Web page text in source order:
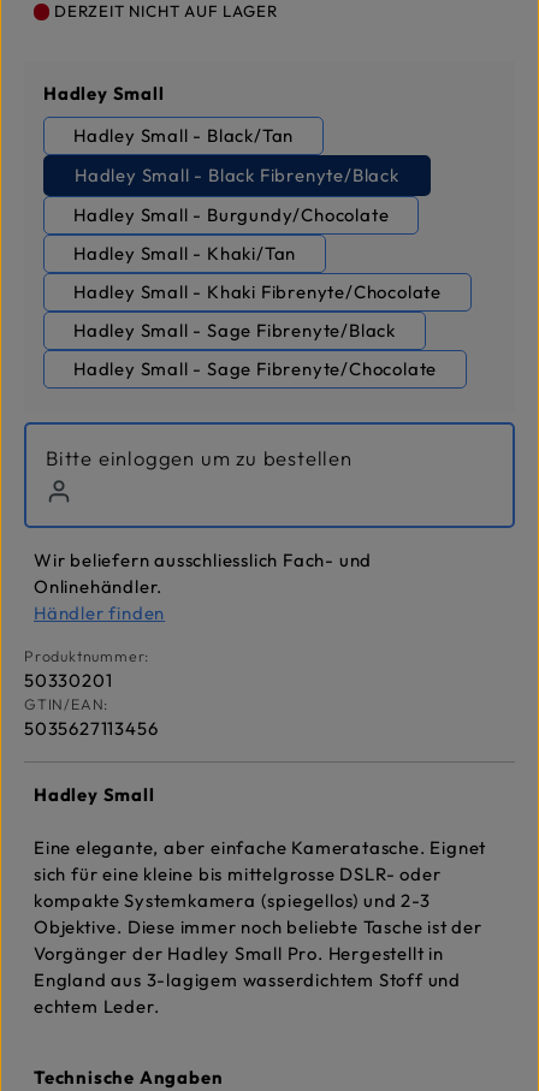
DERZEIT NICHT AUF LAGER
Hadley Small
Hadley Small - Black/Tan
Hadley Small - Black Fibrenyte/Black
Hadley Small - Burgundy/Chocolate
Hadley Small - Khaki/Tan
Hadley Small - Khaki Fibrenyte/Chocolate
Hadley Small - Sage Fibrenyte/Black
Hadley Small - Sage Fibrenyte/Chocolate
Bitte einloggen um zu bestellen
Wir beliefern ausschliesslich Fach- und
Onlinehändler.
Händler finden
Produktnummer:
50330201
GTIN/EAN:
5035627113456
Hadley Small
Eine elegante, aber einfache Kameratasche. Eignet
sich für eine kleine bis mittelgrosse DSLR- oder
kompakte Systemkamera (spiegellos) und 2-3
Objektive. Diese immer noch beliebte Tasche ist der
Vorgänger der Hadley Small Pro. Hergestellt in
England aus 3-lagigem wasserdichtem Stoff und
echtem Leder.
Technische Angaben